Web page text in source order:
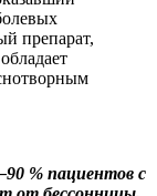
препарат,
% пациентов с